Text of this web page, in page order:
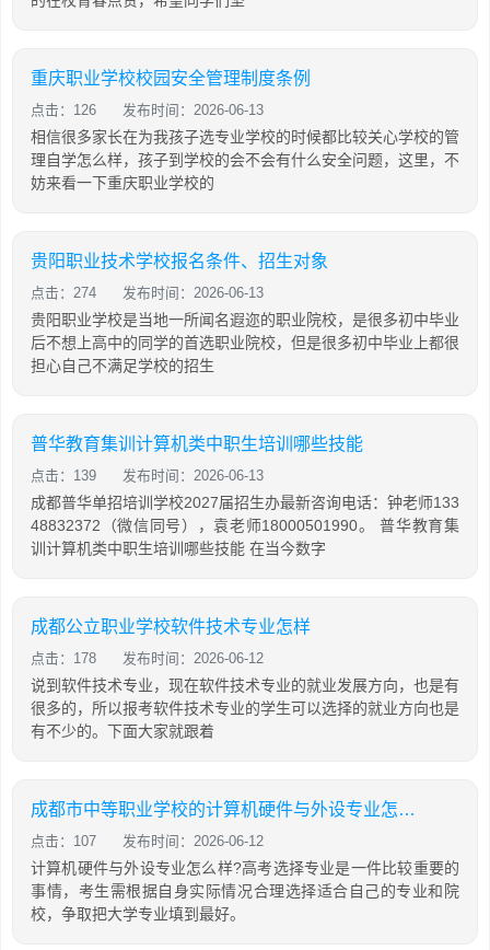
重庆职业学校校园安全管理制度条例
点击：126 发布时间：2026-06-13
相信很多家长在为我孩子选专业学校的时候都比较关心学校的管
理自学怎么样，孩子到学校的会不会有什么安全问题，这里，不
妨来看一下重庆职业学校的
贵阳职业技术学校报名条件、招生对象
点击：274 发布时间：2026-06-13
贵阳职业学校是当地一所闻名遐迩的职业院校，是很多初中毕业
后不想上高中的同学的首选职业院校，但是很多初中毕业上都很
担心自己不满足学校的招生
普华教育集训计算机类中职生培训哪些技能
点击：139 发布时间：2026-06-13
成都普华单招培训学校2027届招生办最新咨询电话：钟老师133
48832372（微信同号），袁老师18000501990。 普华教育集
训计算机类中职生培训哪些技能 在当今数字
成都公立职业学校软件技术专业怎样
点击：178 发布时间：2026-06-12
说到软件技术专业，现在软件技术专业的就业发展方向，也是有
很多的，所以报考软件技术专业的学生可以选择的就业方向也是
有不少的。下面大家就跟着
成都市中等职业学校的计算机硬件与外设专业怎么样
点击：107 发布时间：2026-06-12
计算机硬件与外设专业怎么样?高考选择专业是一件比较重要的
事情，考生需根据自身实际情况合理选择适合自己的专业和院
校，争取把大学专业填到最好。